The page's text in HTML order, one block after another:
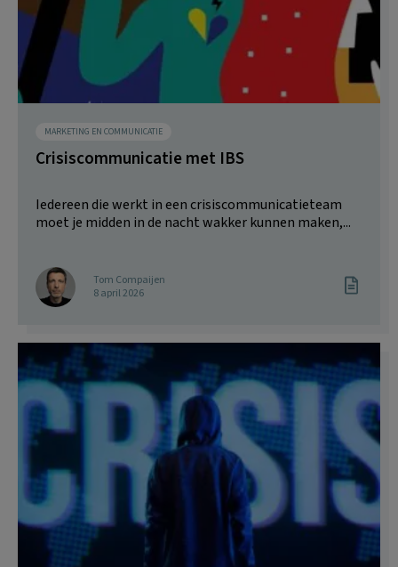
MARKETING EN COMMUNICATIE
Crisiscommunicatie met IBS
Iedereen die werkt in een crisiscommunicatieteam
moet je midden in de nacht wakker kunnen maken,...
Tom Compaijen
8 april 2026